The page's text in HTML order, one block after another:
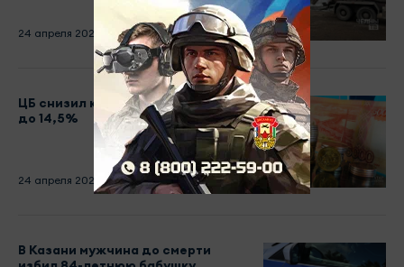
24 апреля 2026 - 13:57
ЦБ снизил ключевую ставку с 15
до 14,5%
24 апреля 2026 - 13:33
В Казани мужчина до смерти